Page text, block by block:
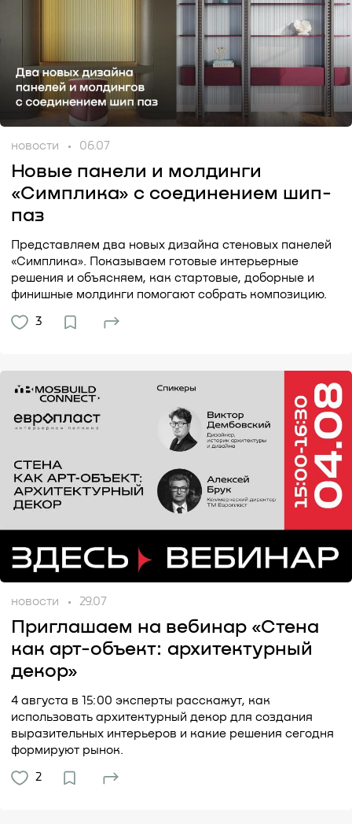
новости 06.07
Новые панели и молдинги
«Симплика» с соединением шип-
паз
Представляем два новых дизайна стеновых панелей
«Симплика». Показываем готовые интерьерные
решения и объясняем, как стартовые, доборные и
финишные молдинги помогают собрать композицию.
3
новости 29.07
Приглашаем на вебинар «Стена
как арт-объект: архитектурный
декор»
4 августа в 15:00 эксперты расскажут, как
использовать архитектурный декор для создания
выразительных интерьеров и какие решения сегодня
формируют рынок.
2